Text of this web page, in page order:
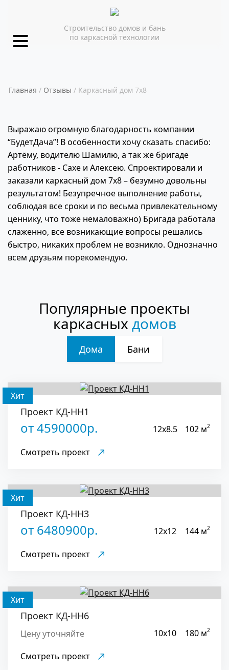
Строительство домов и бань
по каркасной технологии
Главная Отзывы Каркасный дом 7х8
Выражаю огромную благодарность компании
“БудетДача”! В особенности хочу сказать спасибо:
Артёму, водителю Шамилю, а так же бригаде
работников - Сахе и Алексею. Спроектировали и
заказали каркасный дом 7х8 – безумно довольны
результатом! Безупречное выполнение работы,
соблюдая все сроки и по весьма привлекательному
ценнику, что тоже немаловажно) Бригада работала
слаженно, все возникающие вопросы решались
быстро, никаких проблем не возникло. Однозначно
всем друзьям порекомендую.
Популярные проекты
каркасных домов
Дома Бани
Хит
Проект КД-НН1
от 4590000р.
Смотреть проект
12x8.5 102 м2
Хит
Проект КД-НН3
от 6480900р.
Смотреть проект
12x12 144 м2
Хит
Проект КД-НН6
Цену уточняйте
Смотреть проект
10x10 180 м2